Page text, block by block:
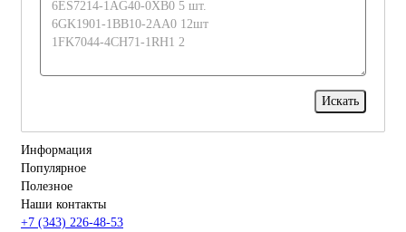
Информация
Популярное
Полезное
Наши контакты
+7 (343) 226-48-53